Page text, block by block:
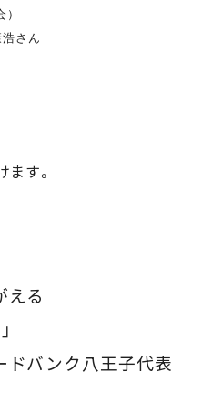
さん
す。
える
ドバンク八王子代表